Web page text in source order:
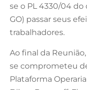
se o PL 4330/04
GO) passar seus
trabalhadores.
Ao final da
se comprometeu
Plataforma